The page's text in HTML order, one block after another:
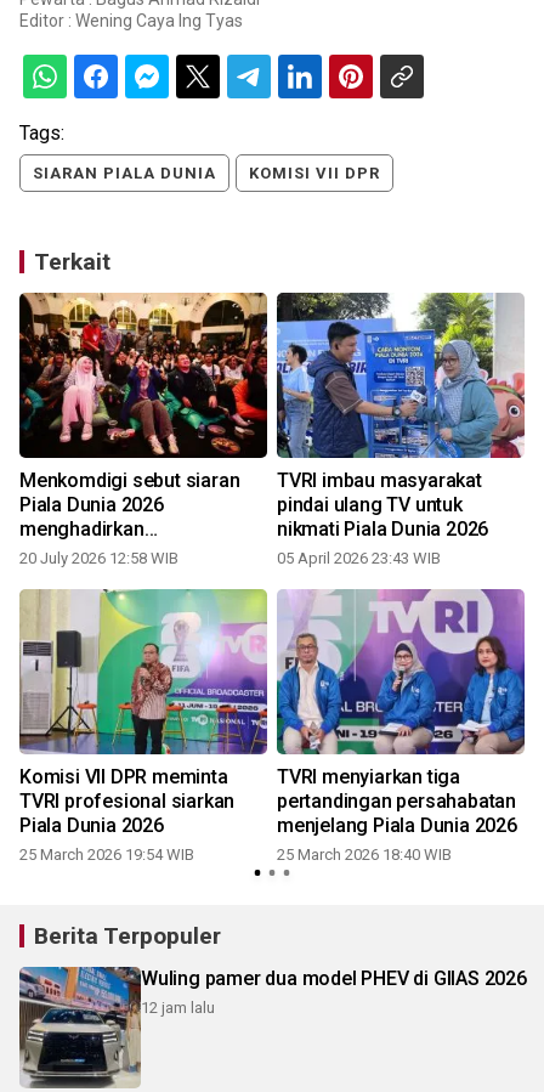
Editor : Wening Caya Ing Tyas
Tags:
SIARAN PIALA DUNIA KOMISI VII DPR
Terkait
Menkomdigi sebut siaran
Piala Dunia 2026
menghadirkan
kebersamaan
20 July 2026 12:58 WIB
TVRI imbau masyarakat
pindai ulang TV untuk
nikmati Piala Dunia 2026
05 April 2026 23:43 WIB
Komisi VII DPR meminta
TVRI profesional siarkan
Piala Dunia 2026
25 March 2026 19:54 WIB
TVRI menyiarkan tiga
pertandingan persahabatan
menjelang Piala Dunia 2026
25 March 2026 18:40 WIB
Berita Terpopuler
Wuling pamer dua model PHEV di GIIAS 2026
12 jam lalu